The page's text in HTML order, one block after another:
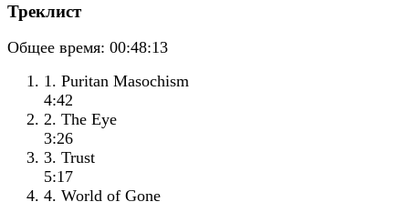
Треклист
Общее время: 00:48:13
1. Puritan Masochism
4:42
2. The Eye
3:26
3. Trust
5:17
4. World of Gone